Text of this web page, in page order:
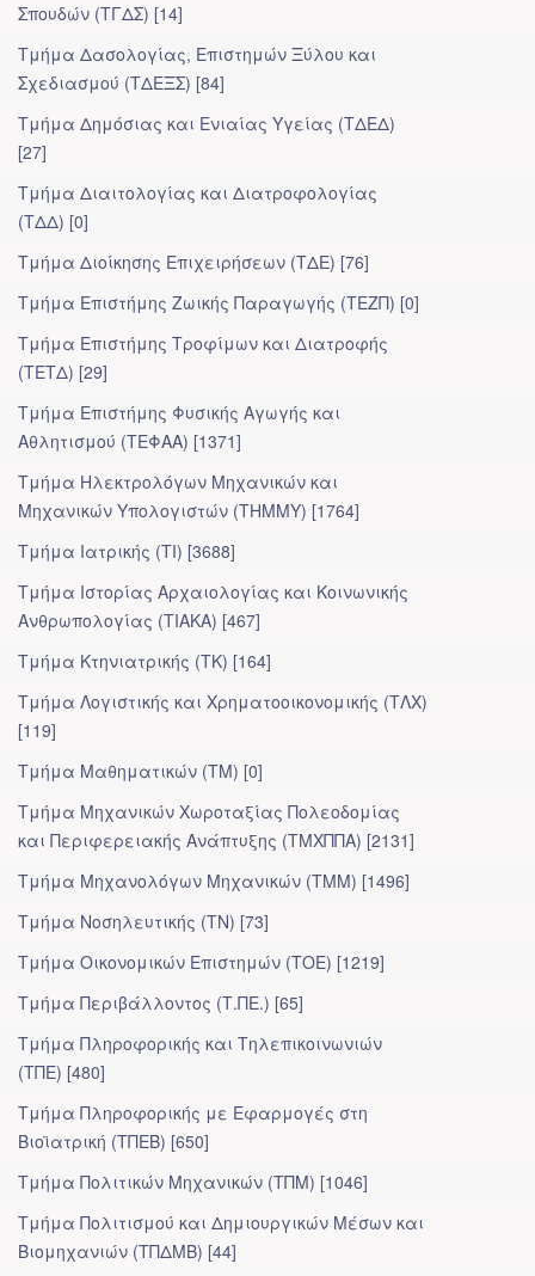
Σπουδών (ΤΓΔΣ) [14]
Τμήμα Δασολογίας, Επιστημών Ξύλου και
Σχεδιασμού (ΤΔΕΞΣ) [84]
Τμήμα Δημόσιας και Ενιαίας Υγείας (ΤΔΕΔ)
[27]
Τμήμα Διαιτολογίας και Διατροφολογίας
(ΤΔΔ) [0]
Τμήμα Διοίκησης Επιχειρήσεων (ΤΔΕ) [76]
Τμήμα Επιστήμης Ζωικής Παραγωγής (ΤΕΖΠ) [0]
Τμήμα Επιστήμης Τροφίμων και Διατροφής
(ΤΕΤΔ) [29]
Τμήμα Επιστήμης Φυσικής Αγωγής και
Αθλητισμού (ΤΕΦΑΑ) [1371]
Τμήμα Ηλεκτρολόγων Μηχανικών και
Μηχανικών Υπολογιστών (ΤΗΜΜΥ) [1764]
Τμήμα Ιατρικής (ΤΙ) [3688]
Τμήμα Ιστορίας Αρχαιολογίας και Κοινωνικής
Ανθρωπολογίας (ΤΙΑΚΑ) [467]
Τμήμα Κτηνιατρικής (ΤΚ) [164]
Τμήμα Λογιστικής και Χρηματοοικονομικής (ΤΛΧ)
[119]
Τμήμα Μαθηματικών (ΤΜ) [0]
Τμήμα Μηχανικών Χωροταξίας Πολεοδομίας
και Περιφερειακής Ανάπτυξης (ΤΜΧΠΠΑ) [2131]
Τμήμα Μηχανολόγων Μηχανικών (ΤΜΜ) [1496]
Τμήμα Νοσηλευτικής (ΤΝ) [73]
Τμήμα Οικονομικών Επιστημών (ΤΟΕ) [1219]
Τμήμα Περιβάλλοντος (Τ.ΠΕ.) [65]
Τμήμα Πληροφορικής και Τηλεπικοινωνιών
(ΤΠΕ) [480]
Τμήμα Πληροφορικής με Εφαρμογές στη
Βιοϊατρική (ΤΠΕΒ) [650]
Τμήμα Πολιτικών Μηχανικών (ΤΠΜ) [1046]
Τμήμα Πολιτισμού και Δημιουργικών Μέσων και
Βιομηχανιών (ΤΠΔΜΒ) [44]